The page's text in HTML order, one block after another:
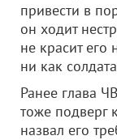
привести в
он ходит
не красит его
ни как
Ранее глава
тоже подверг
назвал его